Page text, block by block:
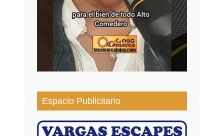
Espacio Publicitario